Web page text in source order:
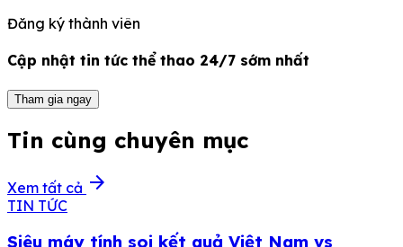
Đăng ký thành viên
Cập nhật tin tức thể thao 24/7 sớm nhất
Tham gia ngay
Tin cùng chuyên mục
Xem tất cả arrow_forward
TIN TỨC
Siêu máy tính soi kết quả Việt Nam vs